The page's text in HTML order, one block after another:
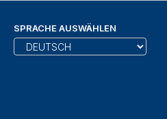
SPRACHE AUSWÄHLEN